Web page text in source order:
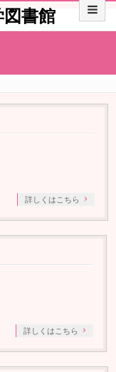
図書館
詳しくはこちら
詳しくはこちら